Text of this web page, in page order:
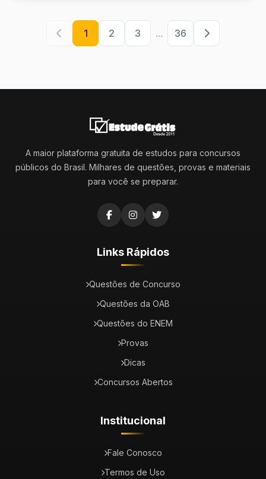
1 2 3 ... 36
A maior plataforma gratuita de estudos para concursos
públicos do Brasil. Milhares de questões, provas e materiais
para você se preparar.
Links Rápidos
Questões de Concurso
Questões da OAB
Questões do ENEM
Provas
Dicas
Concursos Abertos
Institucional
Fale Conosco
Termos de Uso